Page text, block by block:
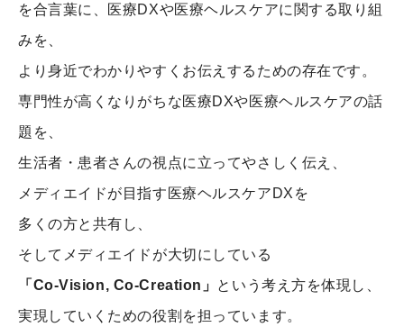
を合言葉に、医療DXや医療ヘルスケアに関する取り組
みを、
より身近でわかりやすくお伝えするための存在です。
専門性が高くなりがちな医療DXや医療ヘルスケアの話
題を、
生活者・患者さんの視点に立ってやさしく伝え、
メディエイドが目指す医療ヘルスケアDXを
多くの方と共有し、
そしてメディエイドが大切にしている
「Co-Vision, Co-Creation」 という考え方を体現し、
実現していくための役割を担っています。